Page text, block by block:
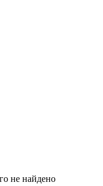
не найдено